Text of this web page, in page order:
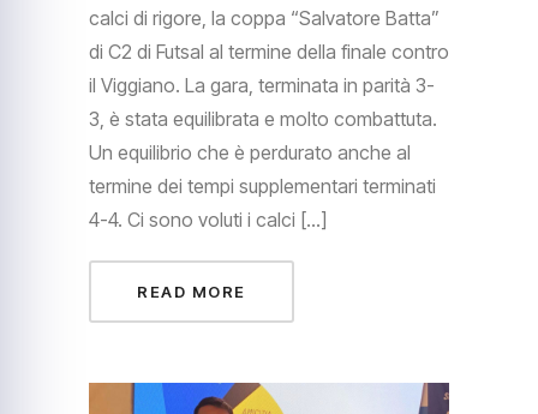
calci di rigore, la coppa “Salvatore Batta”
di C2 di Futsal al termine della finale contro
il Viggiano. La gara, terminata in parità 3-
3, è stata equilibrata e molto combattuta.
Un equilibrio che è perdurato anche al
termine dei tempi supplementari terminati
4-4. Ci sono voluti i calci […]
READ MORE